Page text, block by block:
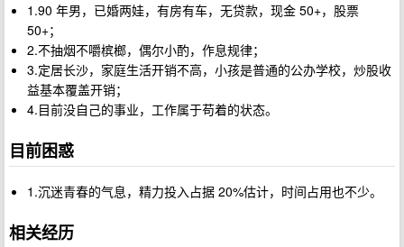
1.90 年男，已婚两娃，有房有车，无贷款，现金 50+，股票
50+；
2.不抽烟不嚼槟榔，偶尔小酌，作息规律；
3.定居长沙，家庭生活开销不高，小孩是普通的公办学校，炒股收
益基本覆盖开销；
4.目前没自己的事业，工作属于苟着的状态。
目前困惑
1.沉迷青春的气息，精力投入占据 20%估计，时间占用也不少。
相关经历